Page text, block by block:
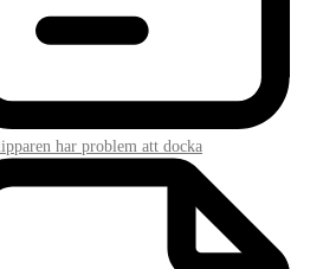
har problem att docka